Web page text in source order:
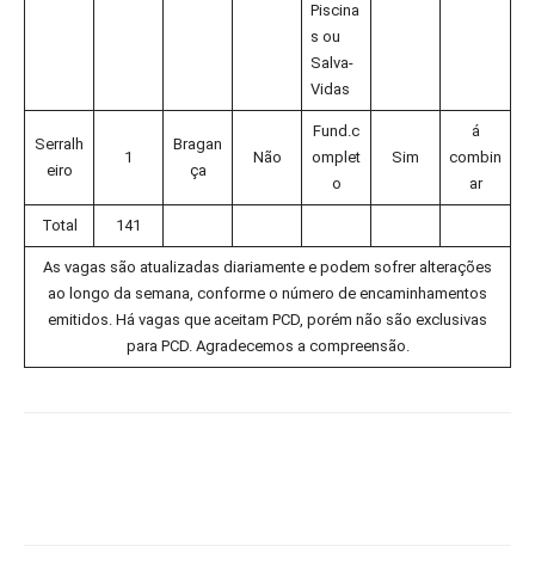
Piscina
s ou
Salva-
Vidas
Serralh
eiro
1
Bragan
ça
Não
Fund.c
omplet
o
Sim
á
combin
ar
Total 141
As vagas são atualizadas diariamente e podem sofrer alterações
ao longo da semana, conforme o número de encaminhamentos
emitidos. Há vagas que aceitam PCD, porém não são exclusivas
para PCD. Agradecemos a compreensão.